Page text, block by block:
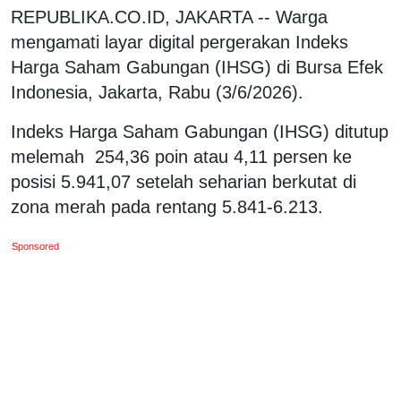
REPUBLIKA.CO.ID, JAKARTA -- Warga
mengamati layar digital pergerakan Indeks
Harga Saham Gabungan (IHSG) di Bursa Efek
Indonesia, Jakarta, Rabu (3/6/2026).
Indeks Harga Saham Gabungan (IHSG) ditutup
melemah
254,36 poin atau 4,11 persen ke
posisi 5.941,07 setelah seharian berkutat di
zona merah pada rentang 5.841-6.213.
Sponsored